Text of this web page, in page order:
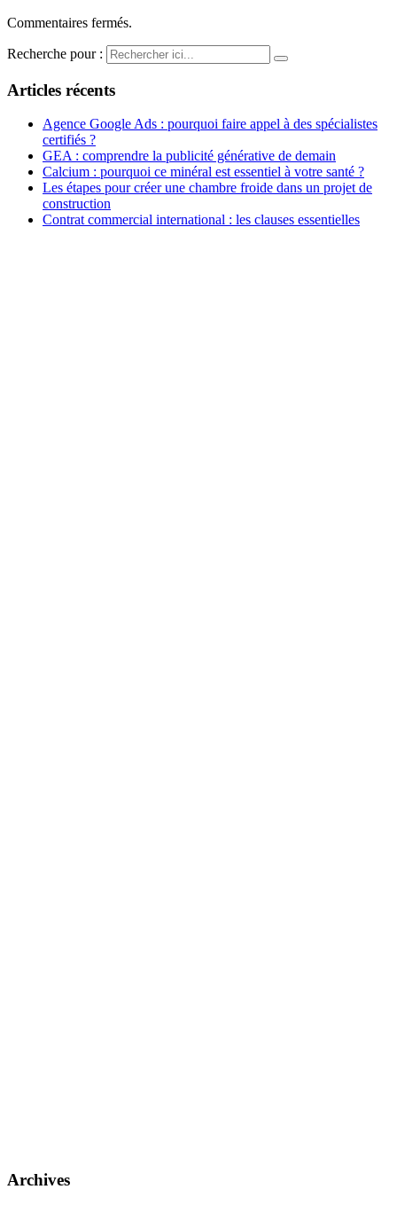
Commentaires fermés.
Recherche pour :
Articles récents
Agence Google Ads : pourquoi faire appel à des spécialistes
certifiés ?
GEA : comprendre la publicité générative de demain
Calcium : pourquoi ce minéral est essentiel à votre santé ?
Les étapes pour créer une chambre froide dans un projet de
construction
Contrat commercial international : les clauses essentielles
Archives